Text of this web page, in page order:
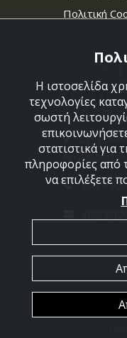
Πολιτική
210
2026 @
Η ιστοσελίδα
τεχνολογίες
σωστή
στατιστικά για
πληροφορίες από
να επιλέξετε